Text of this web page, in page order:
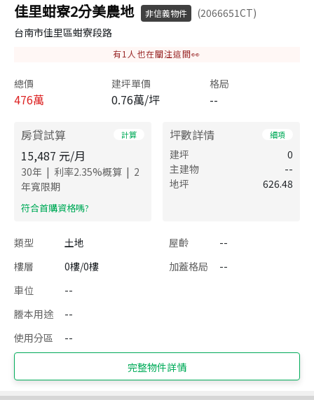
佳里蚶寮2分美農地 非信義物件
(2066651CT)
台南市佳里區蚶寮段路
有1 人也在關注這間👀
總價
476萬
建坪單價
0.76萬/坪
格局
--
房貸試算 計算
15,487 元/月
30年 | 利率2.35%概算 | 2
年寬限期
​符合首購資格嗎?
坪數詳情 細項
建坪
0
主建物
--
地坪
626.48
類型 土地 屋齡
--
樓層
0樓/0樓 加蓋格局
--
車位
--
謄本用途
--
使用分區
--
完整物件詳情